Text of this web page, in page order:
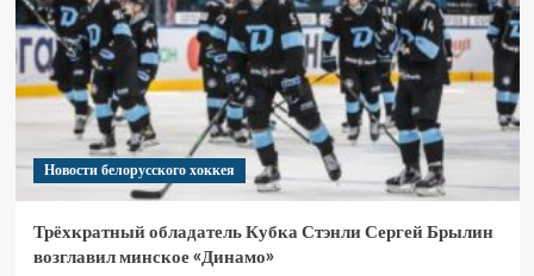
Новости белорусского хоккея
Трёхкратный обладатель Кубка Стэнли Сергей Брылин
возглавил минское «Динамо»